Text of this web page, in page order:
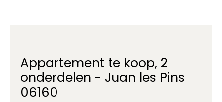
Appartement te koop, 2
onderdelen - Juan les Pins
06160